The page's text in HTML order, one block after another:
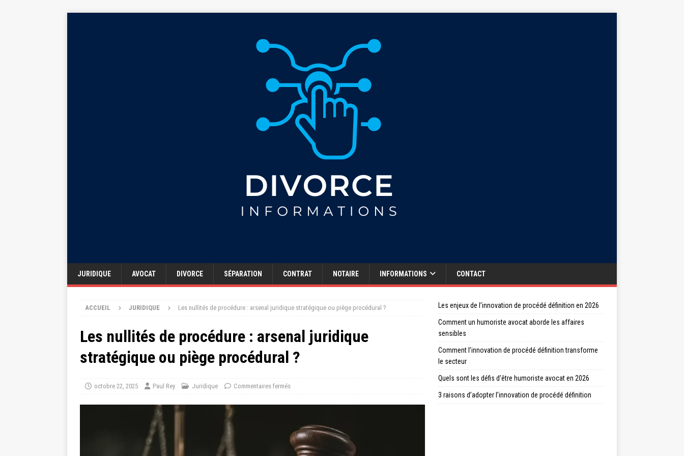
JURIDIQUE AVOCAT DIVORCE SÉPARATION CONTRAT NOTAIRE INFORMATIONS CONTACT
ACCUEIL JURIDIQUE Les nullités de procédure : arsenal juridique stratégique ou piège procédural ?
Les nullités de procédure : arsenal juridique
stratégique ou piège procédural ?
octobre 22, 2025 Paul Rey Juridique Commentaires fermés
Les enjeux de l’innovation de procédé définition en 2026
Comment un humoriste avocat aborde les affaires
sensibles
Comment l’innovation de procédé définition transforme
le secteur
Quels sont les défis d’être humoriste avocat en 2026
3 raisons d’adopter l’innovation de procédé définition